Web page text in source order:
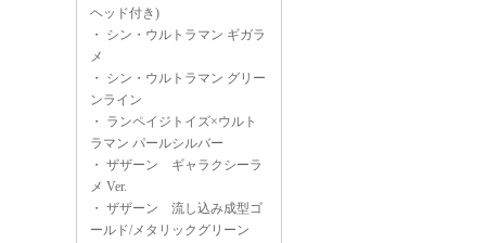
ヘッド付き)
・ シン・ウルトラマン ギガラ
メ
・ シン・ウルトラマン グリー
ンライン
・ ランペイジトイズ×ウルト
ラマン パールシルバー
・ ザザーン ギャラクシーラ
メ Ver.
・ ザザーン 流し込み成型ゴ
ールド/メタリックグリーン